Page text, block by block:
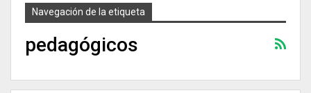
Navegación de la etiqueta
pedagógicos